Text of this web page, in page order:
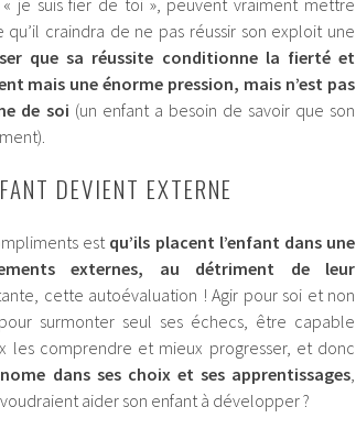
craindra de ne pas réussir son exploit une
que sa réussite conditionne la fierté et
mais une énorme pression, mais n’est pas
de soi (un enfant a besoin de savoir que son
DEVIENT EXTERNE
est qu’ils placent l’enfant dans une
externes, au détriment de leur
cette autoévaluation ! Agir pour soi et non
surmonter seul ses échecs, être capable
les comprendre et mieux progresser, et donc
dans ses choix et ses apprentissages
aider son enfant à développer ?